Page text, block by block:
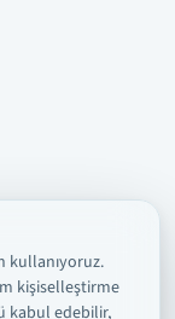
kullanıyoruz.
kişiselleştirme
kabul edebilir,